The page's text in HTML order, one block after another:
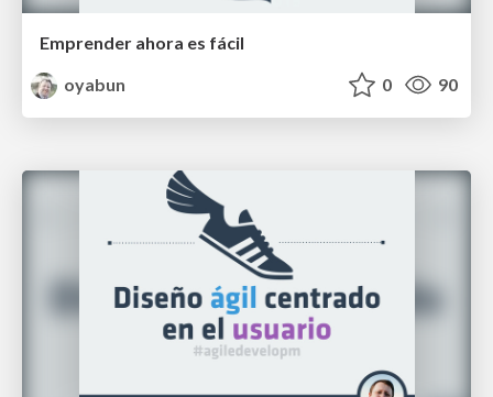
Emprender ahora es fácil
oyabun
0 90